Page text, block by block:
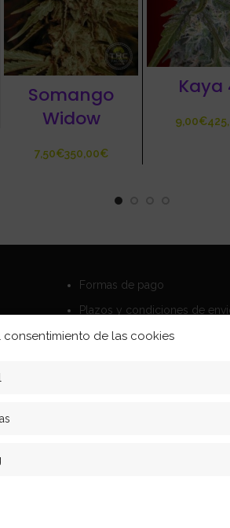
consentimiento de las cookies
Somango
Widow
€ €
Kaya
€
Formas de pago
Plazos y condiciones de
Politica de devoluciones